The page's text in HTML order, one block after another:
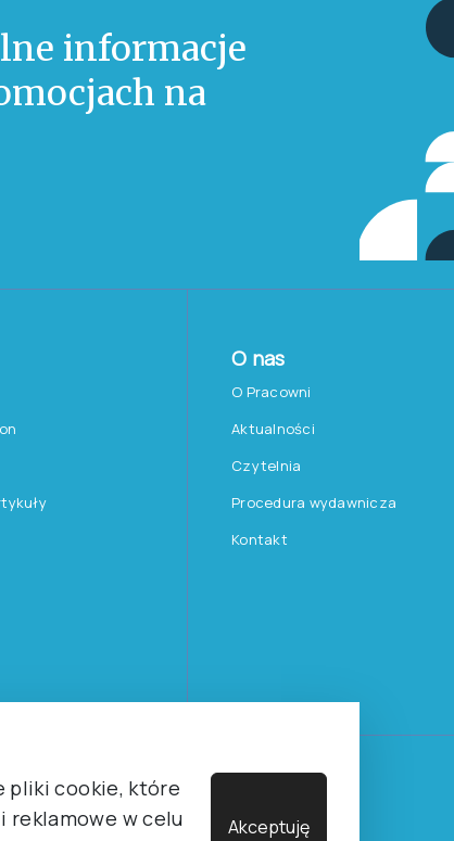
cookie, które
reklamowe w celu
Akceptuję
informacje
na
O nas
O Pracowni
Aktualności
Czytelnia
Procedura wydawnicza
Kontakt
Psychologicznego sp. z o.o.